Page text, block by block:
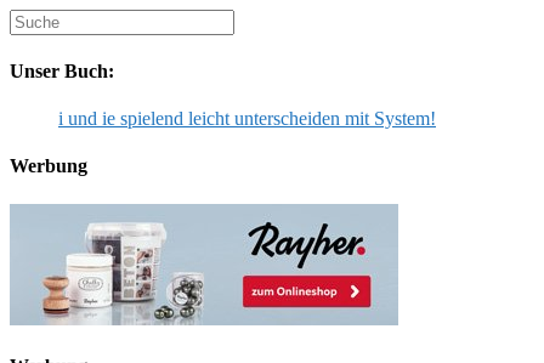
Suche
nach:
Unser Buch:
i und ie spielend leicht unterscheiden mit System!
Werbung